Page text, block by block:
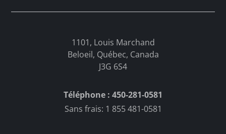
1101, Louis Marchand
Beloeil, Québec, Canada
J3G 6S4
Téléphone : 450-281-0581
Sans frais: 1 855 481-0581